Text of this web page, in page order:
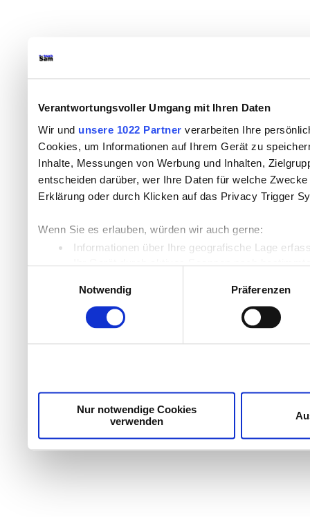
Verantwortungsvoller Umgang mit Ihren Daten
Wir und unsere 1022 Partner verarbeiten Ihre
Cookies, um Informationen auf Ihrem Gerät zu
Inhalte, Messungen von Werbung und Inhalten,
entscheiden darüber, wer Ihre Daten für welche
Erklärung oder durch Klicken auf das Privacy Trigger
Wenn Sie es erlauben, würden wir auch gerne:
Informationen über Ihre geografische Lage
Ihr Gerät durch aktives Scannen nach
Wir verwenden Cookies, um Inhalte und Anzeigen zu
die Zugriffe auf unsere Website zu analysieren.
Dienste gesammelt haben.
Notwendig
Präferenzen
Nur notwendige Cookies
verwenden